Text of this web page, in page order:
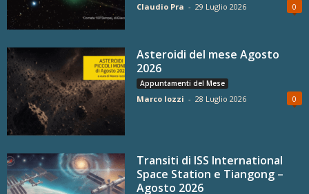
Claudio Pra - 29 Luglio 2026 0
Asteroidi del mese Agosto
2026
Appuntamenti del Mese
Marco Iozzi - 28 Luglio 2026 0
Transiti di ISS International
Space Station e Tiangong –
Agosto 2026